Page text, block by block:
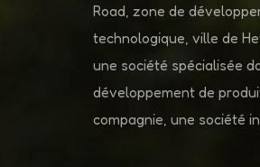
Road, zone de
technologique, ville de
une société spécialisée
développement de
compagnie, une société